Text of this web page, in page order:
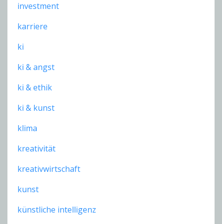
investment
karriere
ki
ki & angst
ki & ethik
ki & kunst
klima
kreativität
kreativwirtschaft
kunst
künstliche intelligenz